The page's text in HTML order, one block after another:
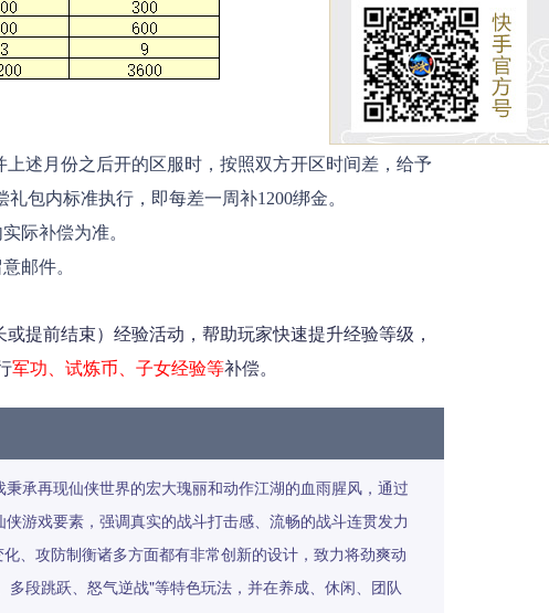
上述月份之后开的区服时，按照双方开区时间差，给予
包内标准执行，即每差一周补1200绑金。
际补偿为准。
邮件。
前结束）经验活动，帮助玩家快速提升经验等级，
军功、试炼币、子女经验等补偿。
承再现仙侠世界的宏大瑰丽和动作江湖的血雨腥风，通过
游戏要素，强调真实的战斗打击感、流畅的战斗连贯发力
、攻防制衡诸多方面都有非常创新的设计，致力将劲爽动
段跳跃、怒气逆战"等特色玩法，并在养成、休闲、团队